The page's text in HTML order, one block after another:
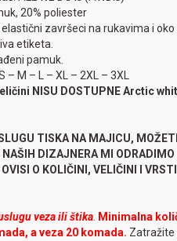
20% poliester
završeci na rukavima i oko
etiketa.
pamuk.
– M – L – XL – 2XL – 3XL
NISU DOSTUPNE Arctic
TISKA NA MAJICU,
NAŠIH DIZAJNERA MI
O KOLIČINI, VELIČINI I
veza ili štika Minimalna
a veza 20 komada. Zatražite